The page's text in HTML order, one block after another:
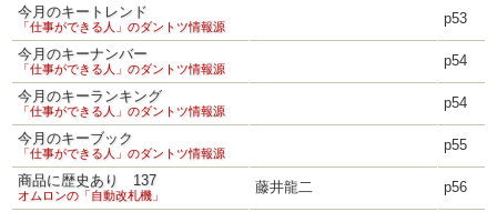
今月のキートレンド
「仕事ができる人」のダントツ情報源 p53
今月のキーナンバー
「仕事ができる人」のダントツ情報源 p54
今月のキーランキング
「仕事ができる人」のダントツ情報源 p54
今月のキーブック
「仕事ができる人」のダントツ情報源 p55
商品に歴史あり 137
オムロンの「自動改札機」 藤井龍二 p56